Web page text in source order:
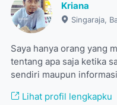
Kriana
Singaraja,
Saya hanya orang yang
tentang apa saja ketika
sendiri maupun
Lihat profil lengkapku